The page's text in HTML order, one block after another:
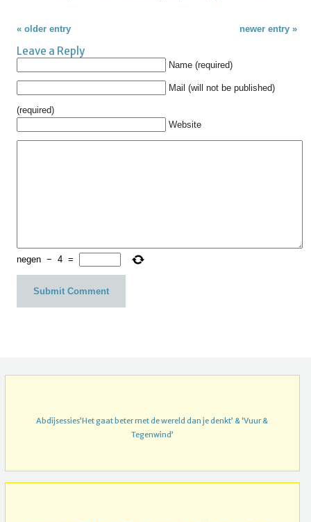
« older entry newer entry »
Leave a Reply
Name (required)
Mail (will not be published)
(required)
Website
negen − 4 =
Abdijsessies’Het gaat beter met de wereld dan je denkt’ & ‘Vuur &
Tegenwind’